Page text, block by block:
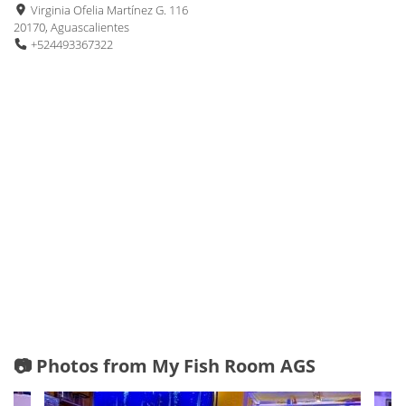
Virginia Ofelia Martínez G. 116
20170, Aguascalientes
+524493367322
📷 Photos from My Fish Room AGS